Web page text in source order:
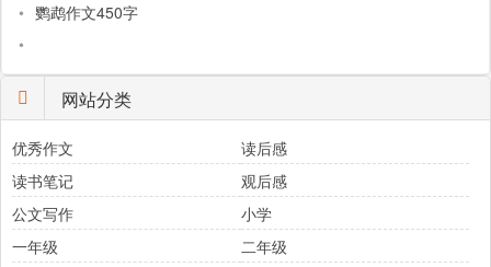
• 鹦鹉作文450字
•
网站分类
优秀作文
读后感
读书笔记
观后感
公文写作
小学
一年级
二年级